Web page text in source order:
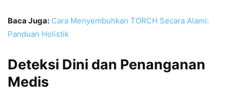
Baca Juga: Cara Menyembuhkan TORCH Secara Alami:
Panduan Holistik
Deteksi Dini dan Penanganan
Medis